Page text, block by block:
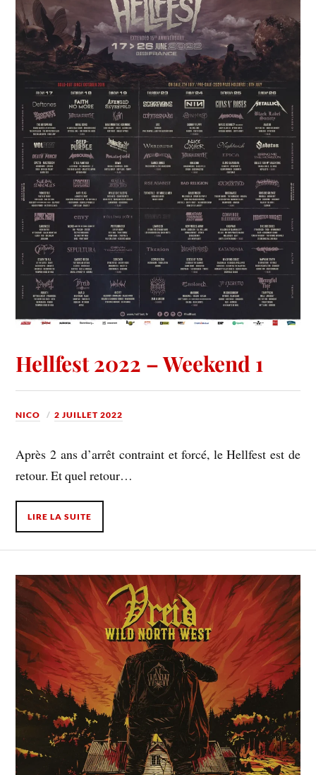
Hellfest 2022 – Weekend 1
NICO 2 JUILLET 2022
Après 2 ans d’arrêt contraint et forcé, le Hellfest est de
retour. Et quel retour…
LIRE LA SUITE